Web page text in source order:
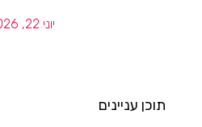
יוני 22, 2026
תוכן עניינים